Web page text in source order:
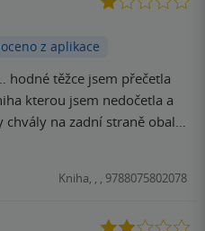
z aplikace
hodné těžce jsem přečetla
kterou jsem nedočetla a
na zadní straně obalu.
tam neděje… alespoň ne v
Kniha, , , 9788075802078